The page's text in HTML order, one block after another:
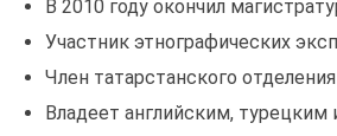
В 2010 году окончил
Участник этнографических
Член татарстанского
Владеет английским, турецким